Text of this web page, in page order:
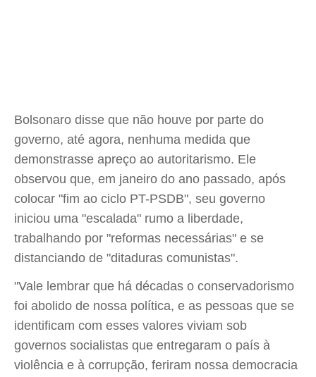
Bolsonaro disse que não houve por parte do
governo, até agora, nenhuma medida que
demonstrasse apreço ao autoritarismo. Ele
observou que, em janeiro do ano passado, após
colocar "fim ao ciclo PT-PSDB", seu governo
iniciou uma "escalada" rumo a liberdade,
trabalhando por "reformas necessárias" e se
distanciando de "ditaduras comunistas".
"Vale lembrar que há décadas o conservadorismo
foi abolido de nossa política, e as pessoas que se
identificam com esses valores viviam sob
governos socialistas que entregaram o país à
violência e à corrupção, feriram nossa democracia